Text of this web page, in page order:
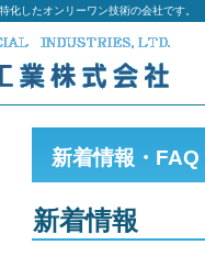
化したオンリーワン技術の会社です。
新着情報・FAQ
新着情報